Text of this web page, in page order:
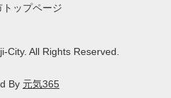
トップページ
City. All Rights Reserved.
By 元気365